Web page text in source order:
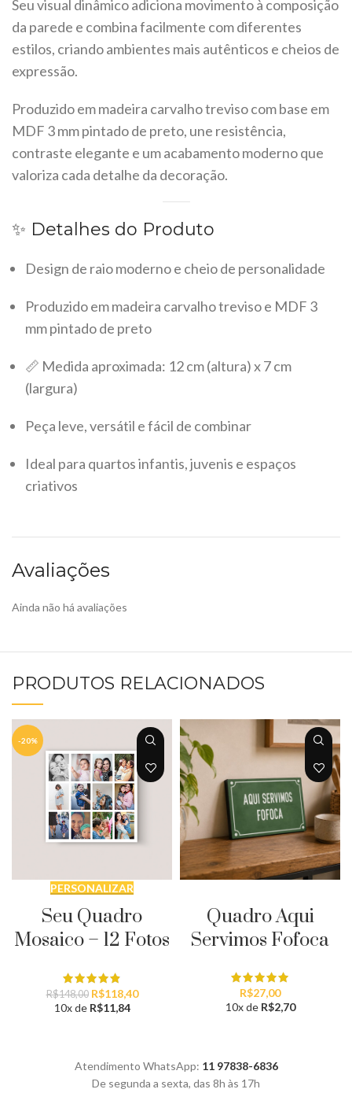
Seu visual dinâmico adiciona movimento à composição
da parede e combina facilmente com diferentes
estilos, criando ambientes mais autênticos e cheios de
expressão.
Produzido em madeira carvalho treviso com base em
MDF 3 mm pintado de preto, une resistência,
contraste elegante e um acabamento moderno que
valoriza cada detalhe da decoração.
✨ Detalhes do Produto
Design de raio moderno e cheio de personalidade
Produzido em madeira carvalho treviso e MDF 3
mm pintado de preto
📏 Medida aproximada: 12 cm (altura) x 7 cm
(largura)
Peça leve, versátil e fácil de combinar
Ideal para quartos infantis, juvenis e espaços
criativos
Avaliações
Ainda não há avaliações
PRODUTOS RELACIONADOS
-20%
PERSONALIZAR
Seu Quadro
Mosaico – 12 Fotos
R$148,00 O
preço
R$118,40O
10x de R$11,84
Quadro Aqui
Servimos Fofoca
R$27,00
10x de R$2,70
Atendimento WhatsApp: 11 97838-6836
De segunda a sexta, das 8h às 17h